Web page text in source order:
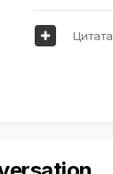
Цитата